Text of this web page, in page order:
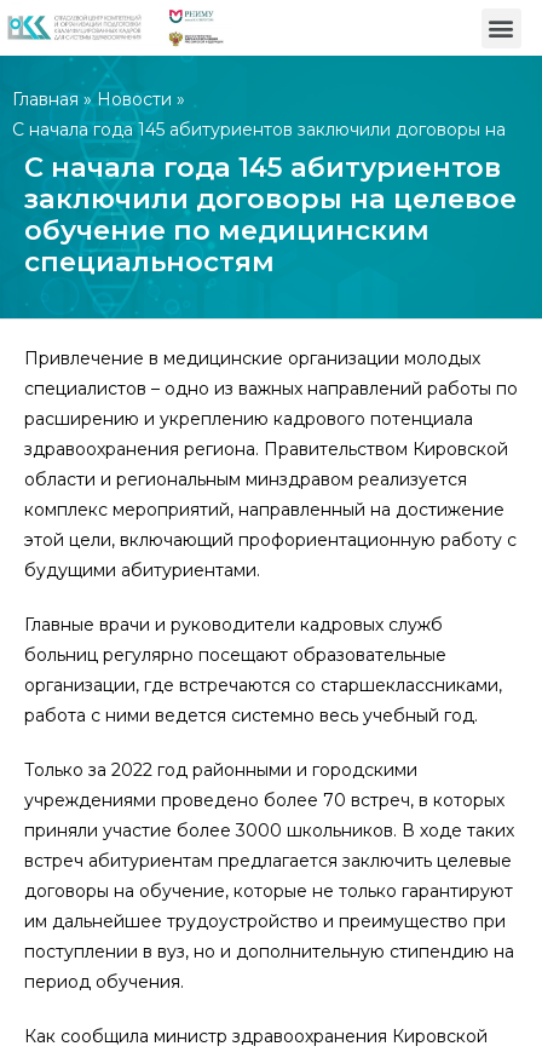
Главная »Новости »
С начала года 145 абитуриентов заключили договоры на
целевое обучение по медицинским специальностям
С начала года 145 абитуриентов
заключили договоры на целевое
обучение по медицинским
специальностям
Привлечение в медицинские организации молодых
специалистов – одно из важных направлений работы по
расширению и укреплению кадрового потенциала
здравоохранения региона. Правительством Кировской
области и региональным минздравом реализуется
комплекс мероприятий, направленный на достижение
этой цели, включающий профориентационную работу с
будущими абитуриентами.
Главные врачи и руководители кадровых служб
больниц регулярно посещают образовательные
организации, где встречаются со старшеклассниками,
работа с ними ведется системно весь учебный год.
Только за 2022 год районными и городскими
учреждениями проведено более 70 встреч, в которых
приняли участие более 3000 школьников. В ходе таких
встреч абитуриентам предлагается заключить целевые
договоры на обучение, которые не только гарантируют
им дальнейшее трудоустройство и преимущество при
поступлении в вуз, но и дополнительную стипендию на
период обучения.
Как сообщила министр здравоохранения Кировской